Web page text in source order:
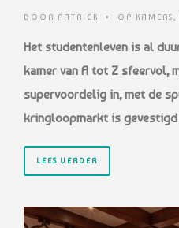
DOOR PATRICK • OP KAMERS,
Het studentenleven is al
kamer van A tot Z sfeervol,
supervoordelig in, met de
kringloopmarkt is
LEES VERDER